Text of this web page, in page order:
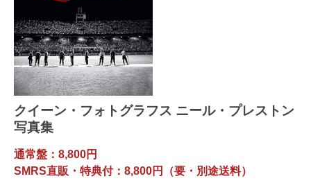
クイーン・フォトグラフス ニール・プレストン
写真集
通常盤：8,800円
SMRS直販・特典付：8,800円（要・別途送料）